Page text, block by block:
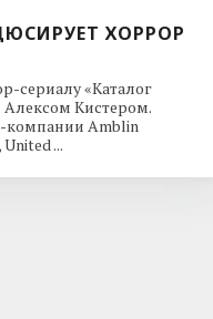
ХОРРОР
сериалу «Каталог
Кистером.
Amblin
...